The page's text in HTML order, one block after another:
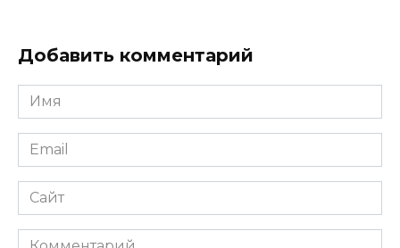
Добавить комментарий
Имя
*
Email
*
Сайт
Комментарий